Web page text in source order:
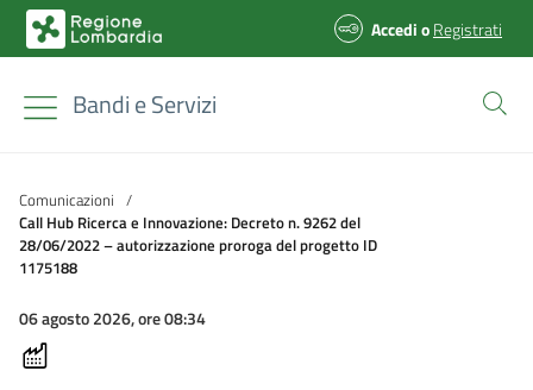
AccedioRegistrati
Bandi e Servizi
Comunicazioni /
Call Hub Ricerca e Innovazione: Decreto n. 9262 del
28/06/2022 – autorizzazione proroga del progetto ID
1175188
06 agosto 2026, ore 08:34